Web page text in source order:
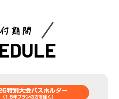
期間